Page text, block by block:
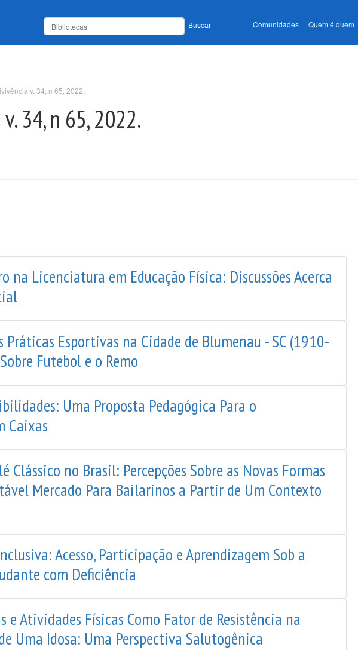
Buscar Comunidades Quem é quem
v. 34, n 65, 2022.
34, n 65, 2022.
na Licenciatura em Educação Física: Discussões Acerca
Práticas Esportivas na Cidade de Blumenau - SC (1910-
Futebol e o Remo
Uma Proposta Pedagógica Para o
Caixas
Clássico no Brasil: Percepções Sobre as Novas Formas
Mercado Para Bailarinos a Partir de Um Contexto
Acesso, Participação e Aprendizagem Sob a
com Deficiência
e Atividades Físicas Como Fator de Resistência na
Uma Idosa: Uma Perspectiva Salutogênica